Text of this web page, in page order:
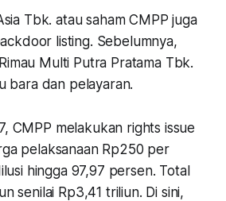
Tbk. atau saham CMPP juga
listing. Sebelumnya,
Multi Putra Pratama Tbk.
bara dan pelayaran.
CMPP melakukan rights issue
pelaksanaan Rp250 per
hingga 97,97 persen. Total
senilai Rp3,41 triliun. Di sini,